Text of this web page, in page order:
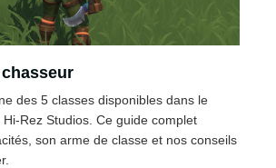
des 5 classes disponibles dans le
Rez Studios. Ce guide complet
son arme de classe et nos conseils